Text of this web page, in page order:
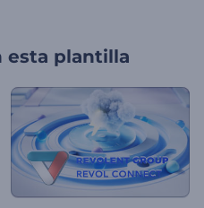
esta plantilla